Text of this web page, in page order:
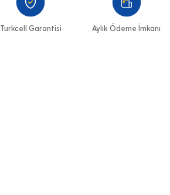
Turkcell Garantisi Aylık Ödeme İmkanı